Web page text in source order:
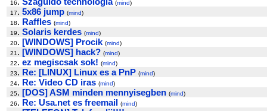
16
(mind)
17. 5x86 jump (mind)
18. Raffles (mind)
19. Solaris kerdes (mind)
20. [WINDOWS] Procik (mind)
21 . [WINDOWS] hack? (mind)
22. ez megiscsak sok! (mind)
23. Re: [LINUX] Linux es a PnP (mind)
24. Re: Video CD iras (mind)
25. [DOS] ASM minden mennyisegben (mind)
26. Re: Usa.net es freemail (mind)